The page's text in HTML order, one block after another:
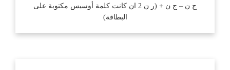
ج ن – ج ن + (ر ن 2 ان كانت كلمة أوسيس مكتوبة على
البطاقة)